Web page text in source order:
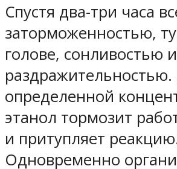
Спустя два-три часа
заторможенностью,
голове, сонливостью и
раздражительностью.
определенной
этанол тормозит
и притупляет
Одновременно